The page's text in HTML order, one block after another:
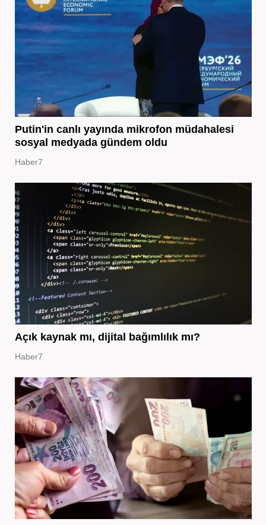
Putin'in canlı yayında mikrofon müdahalesi
sosyal medyada gündem oldu
Haber7
Açık kaynak mı, dijital bağımlılık mı?
Haber7